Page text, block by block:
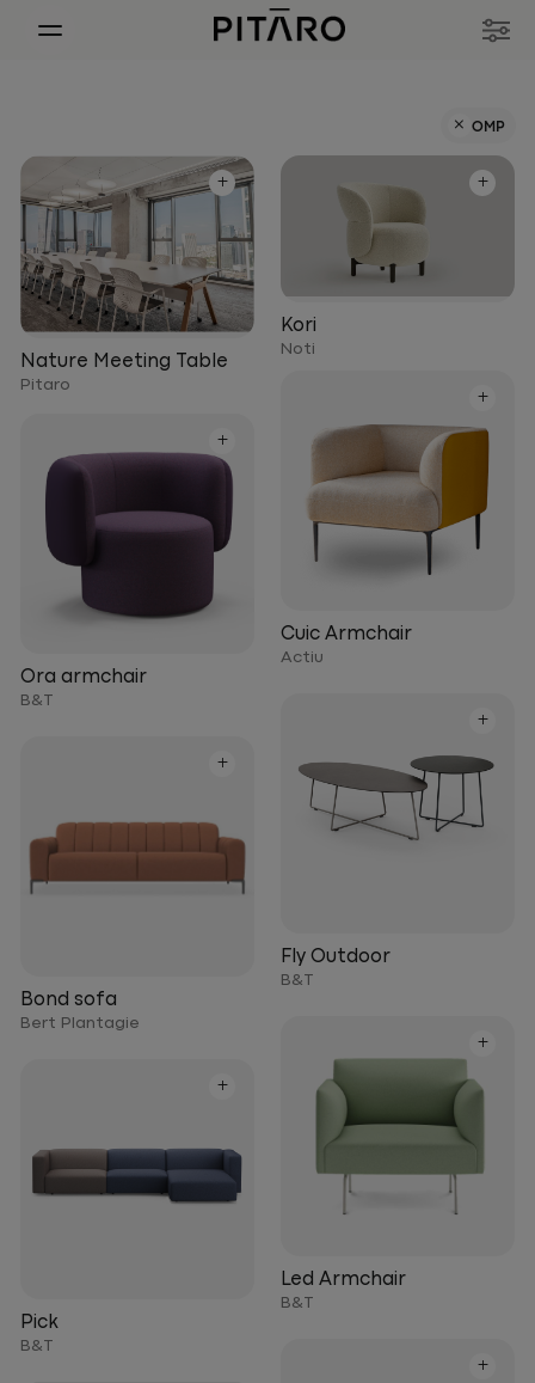
OMP
+
+
Kori
Noti
+
Nature Meeting Table
Pitaro +
Cuic Armchair
Actiu
+
Ora armchair
B&T
+
Fly Outdoor
B&T
+
Bond sofa
Bert Plantagie
+
Led Armchair
B&T
+
Pick
B&T
+